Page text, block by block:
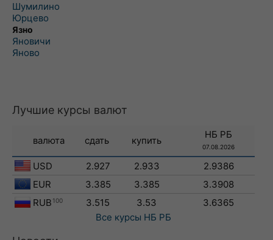
Шумилино
Юрцево
Язно
Яновичи
Яново
Лучшие курсы валют
валюта сдать купить
НБ РБ
07.08.2026
USD 2.927 2.933
2.9386
EUR
3.385 3.385
3.3908
RUB 100 3.515 3.53
3.6365
Все курсы НБ РБ